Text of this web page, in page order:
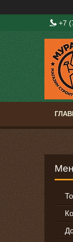
+7